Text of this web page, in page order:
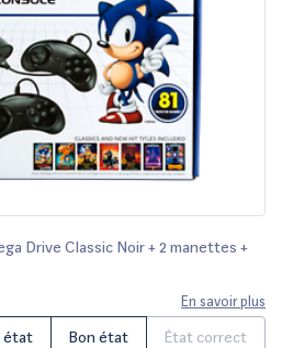
Drive Classic Noir + 2 manettes +
En savoir plus
état Bon état État correct